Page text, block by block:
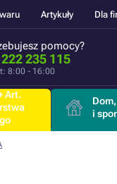
Artykuły Dla
pomocy?
235 115
8:00 - 16:00
Art.
i